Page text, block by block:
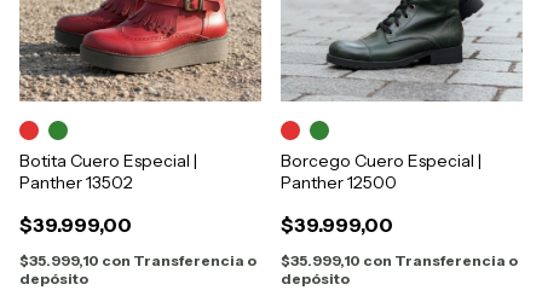
Botita Cuero Especial |
Panther 13502
$39.999,00
$35.999,10 con Transferencia o
depósito
Borcego Cuero Especial |
Panther 12500
$39.999,00
$35.999,10 con Transferencia o
depósito